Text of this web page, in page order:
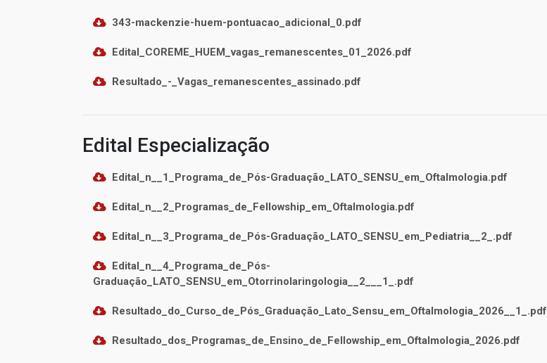
343-mackenzie-huem-pontuacao_adicional_0.pdf
Edital_COREME_HUEM_vagas_remanescentes_01_2026.pdf
Resultado_-_Vagas_remanescentes_assinado.pdf
Edital Especialização
Edital_n__1_Programa_de_Pós-Graduação_LATO_SENSU_em_Oftalmologia.pdf
Edital_n__2_Programas_de_Fellowship_em_Oftalmologia.pdf
Edital_n__3_Programa_de_Pós-Graduação_LATO_SENSU_em_Pediatria__2_.pdf
Edital_n__4_Programa_de_Pós-
Graduação_LATO_SENSU_em_Otorrinolaringologia__2___1_.pdf
Resultado_do_Curso_de_Pós_Graduação_Lato_Sensu_em_Oftalmologia_2026__1_.pdf
Resultado_dos_Programas_de_Ensino_de_Fellowship_em_Oftalmologia_2026.pdf